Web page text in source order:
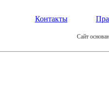
Контакты
Сайт